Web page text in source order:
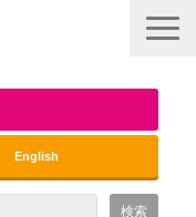
English